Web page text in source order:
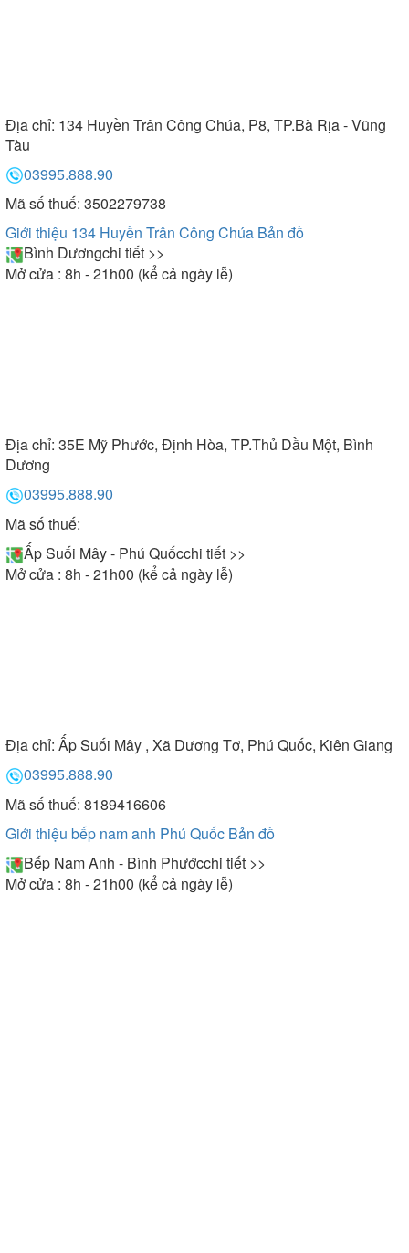
Địa chỉ: 134 Huyền Trân Công Chúa, P8, TP.Bà Rịa - Vũng
Tàu
03995.888.90
Mã số thuế: 3502279738
Giới thiệu 134 Huyền Trân Công Chúa Bản đồ
Bình Dươngchi tiết >>
Mở cửa : 8h - 21h00 (kể cả ngày lễ)
Địa chỉ: 35E Mỹ Phước, Định Hòa, TP.Thủ Dầu Một, Bình
Dương
03995.888.90
Mã số thuế:
Ấp Suối Mây - Phú Quốcchi tiết >>
Mở cửa : 8h - 21h00 (kể cả ngày lễ)
Địa chỉ: Ấp Suối Mây , Xã Dương Tơ, Phú Quốc, Kiên Giang
03995.888.90
Mã số thuế: 8189416606
Giới thiệu bếp nam anh Phú Quốc Bản đồ
Bếp Nam Anh - Bình Phướcchi tiết >>
Mở cửa : 8h - 21h00 (kể cả ngày lễ)